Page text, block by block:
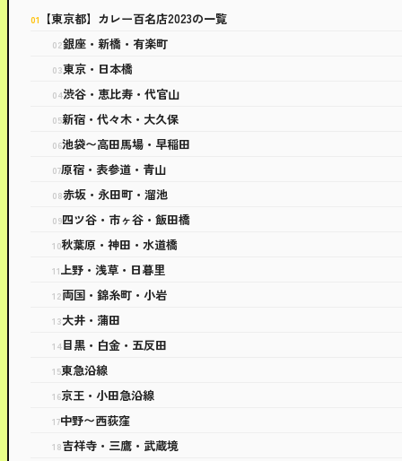
【東京都】カレー百名店2023の一覧
銀座・新橋・有楽町
東京・日本橋
渋谷・恵比寿・代官山
新宿・代々木・大久保
池袋〜高田馬場・早稲田
原宿・表参道・青山
赤坂・永田町・溜池
四ツ谷・市ヶ谷・飯田橋
秋葉原・神田・水道橋
上野・浅草・日暮里
両国・錦糸町・小岩
大井・蒲田
目黒・白金・五反田
東急沿線
京王・小田急沿線
中野〜西荻窪
吉祥寺・三鷹・武蔵境